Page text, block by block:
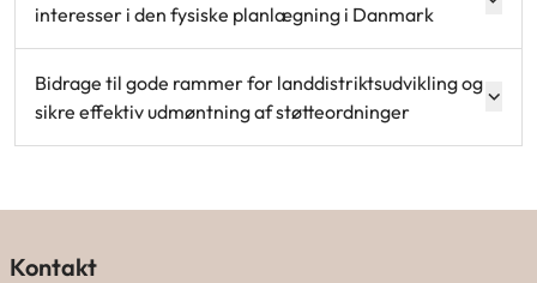
interesser i den fysiske planlægning i Danmark
Bidrage til gode rammer for landdistriktsudvikling og
sikre effektiv udmøntning af støtteordninger
Kontakt